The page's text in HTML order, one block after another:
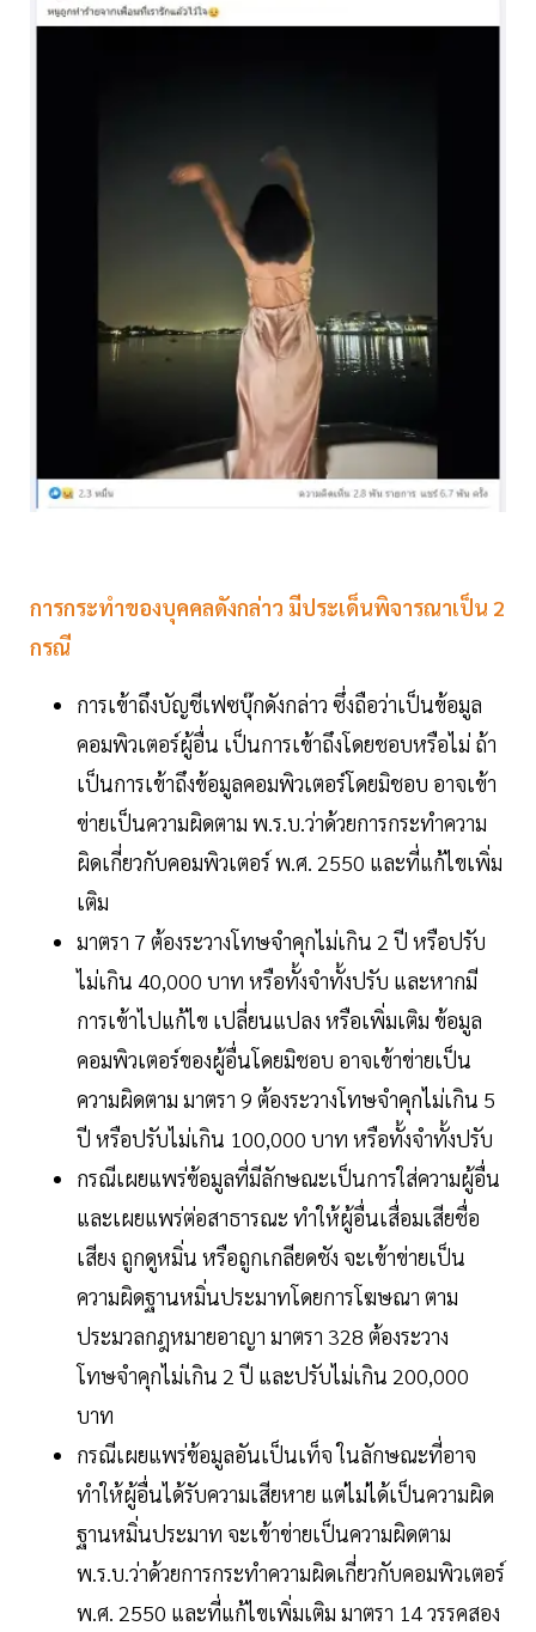
การกระทำของบุคคลดังกล่าว มีประเด็นพิจารณาเป็น 2
กรณี
การเข้าถึงบัญชีเฟซบุ๊กดังกล่าว ซึ่งถือว่าเป็นข้อมูล
คอมพิวเตอร์ผู้อื่น เป็นการเข้าถึงโดยชอบหรือไม่ ถ้า
เป็นการเข้าถึงข้อมูลคอมพิวเตอร์โดยมิชอบ อาจเข้า
ข่ายเป็นความผิดตาม พ.ร.บ.ว่าด้วยการกระทำความ
ผิดเกี่ยวกับคอมพิวเตอร์ พ.ศ. 2550 และที่แก้ไขเพิ่ม
เติม
มาตรา 7 ต้องระวางโทษจำคุกไม่เกิน 2 ปี หรือปรับ
ไม่เกิน 40,000 บาท หรือทั้งจำทั้งปรับ และหากมี
การเข้าไปแก้ไข เปลี่ยนแปลง หรือเพิ่มเติม ข้อมูล
คอมพิวเตอร์ของผู้อื่นโดยมิชอบ อาจเข้าข่ายเป็น
ความผิดตาม มาตรา 9 ต้องระวางโทษจำคุกไม่เกิน 5
ปี หรือปรับไม่เกิน 100,000 บาท หรือทั้งจำทั้งปรับ
กรณีเผยแพร่ข้อมูลที่มีลักษณะเป็นการใส่ความผู้อื่น
และเผยแพร่ต่อสาธารณะ ทำให้ผู้อื่นเสื่อมเสียชื่อ
เสียง ถูกดูหมิ่น หรือถูกเกลียดชัง จะเข้าข่ายเป็น
ความผิดฐานหมิ่นประมาทโดยการโฆษณา ตาม
ประมวลกฎหมายอาญา มาตรา 328 ต้องระวาง
โทษจำคุกไม่เกิน 2 ปี และปรับไม่เกิน 200,000
บาท
กรณีเผยแพร่ข้อมูลอันเป็นเท็จ ในลักษณะที่อาจ
ทำให้ผู้อื่นได้รับความเสียหาย แต่ไม่ได้เป็นความผิด
ฐานหมิ่นประมาท จะเข้าข่ายเป็นความผิดตาม
พ.ร.บ.ว่าด้วยการกระทำความผิดเกี่ยวกับคอมพิวเตอร์
พ.ศ. 2550 และที่แก้ไขเพิ่มเติม มาตรา 14 วรรคสอง